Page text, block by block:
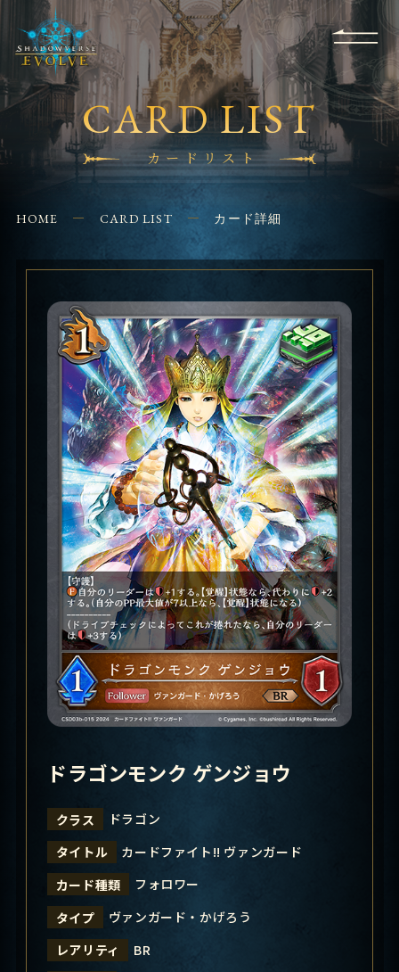
Q&A
EVENT SHOPS
FOR
BEGINNERS
APPLICATION
CONTACT
CARD LIST
カードリスト
HOME CARD LIST カード詳細
ドラゴンモンク ゲンジョウ
クラス
ドラゴン
タイトル
カードファイト!! ヴァンガード
カード種類
フォロワー
タイプ
ヴァンガード・かげろう
レアリティ
BR